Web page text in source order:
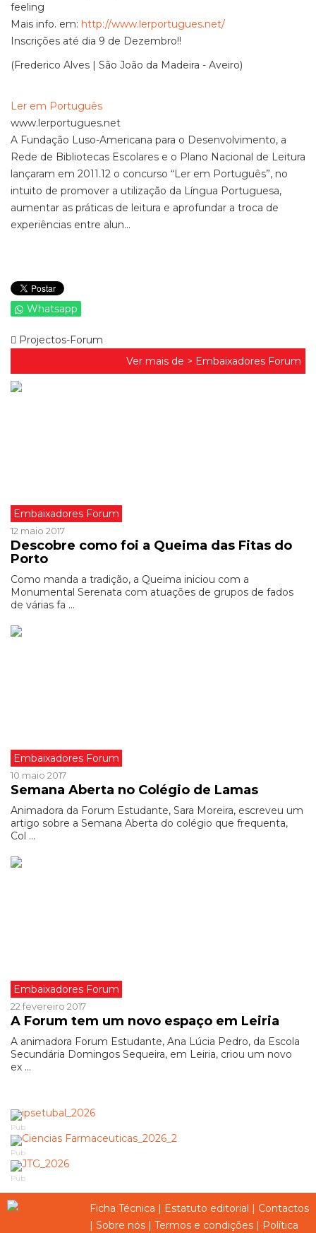
feeling
Mais info. em: http://www.lerportugues.net/
Inscrições até dia 9 de Dezembro!!
(Frederico Alves | São João da Madeira - Aveiro)
Ler em Português
www.lerportugues.net
A Fundação Luso-Americana para o Desenvolvimento, a
Rede de Bibliotecas Escolares e o Plano Nacional de Leitura
lançaram em 2011.12 o concurso “Ler em Português”, no
intuito de promover a utilização da Língua Portuguesa,
aumentar as práticas de leitura e aprofundar a troca de
experiências entre alun...
Whatsapp
Projectos-Forum
Ver mais de > Embaixadores Forum
Embaixadores Forum
12 maio 2017
Descobre como foi a Queima das Fitas do
Porto
Como manda a tradição, a Queima iniciou com a
Monumental Serenata com atuações de grupos de fados
de várias fa ...
Embaixadores Forum
10 maio 2017
Semana Aberta no Colégio de Lamas
Animadora da Forum Estudante, Sara Moreira, escreveu um
artigo sobre a Semana Aberta do colégio que frequenta,
Col ...
Embaixadores Forum
22 fevereiro 2017
A Forum tem um novo espaço em Leiria
A animadora Forum Estudante, Ana Lúcia Pedro, da Escola
Secundária Domingos Sequeira, em Leiria, criou um novo
ex ...
Pub
Pub
Pub
Ficha Técnica | Estatuto editorial | Contactos
| Sobre nós | Termos e condições | Política